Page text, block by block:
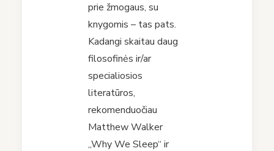
prie žmogaus, su
knygomis – tas pats.
Kadangi skaitau daug
filosofinės ir/ar
specialiosios
literatūros,
rekomenduočiau
Matthew Walker
„Why We Sleep“ ir